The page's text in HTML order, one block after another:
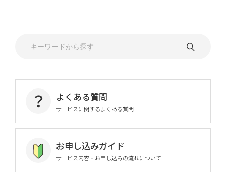
よくある質問
サービスに関するよくある質問
お申し込みガイド
サービス内容・お申し込みの流れについて